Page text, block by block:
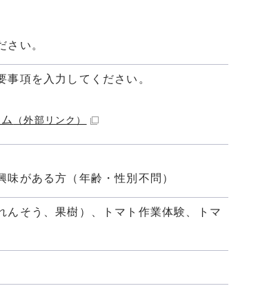
さい。
項を入力してください。
（外部リンク）
がある方（年齢・性別不問）
んそう、果樹）、トマト作業体験、トマ